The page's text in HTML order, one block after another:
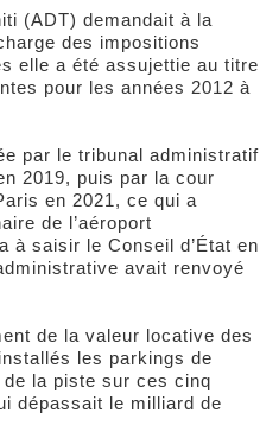
(ADT) demandait à la
des impositions
elle a été assujettie au titre
pour les années 2012 à
par le tribunal administratif
2019, puis par la cour
en 2021, ce qui a
de l’aéroport
à saisir le Conseil d’État en
avait renvoyé
de la valeur locative des
les parkings de
de la piste sur ces cinq
dépassait le milliard de